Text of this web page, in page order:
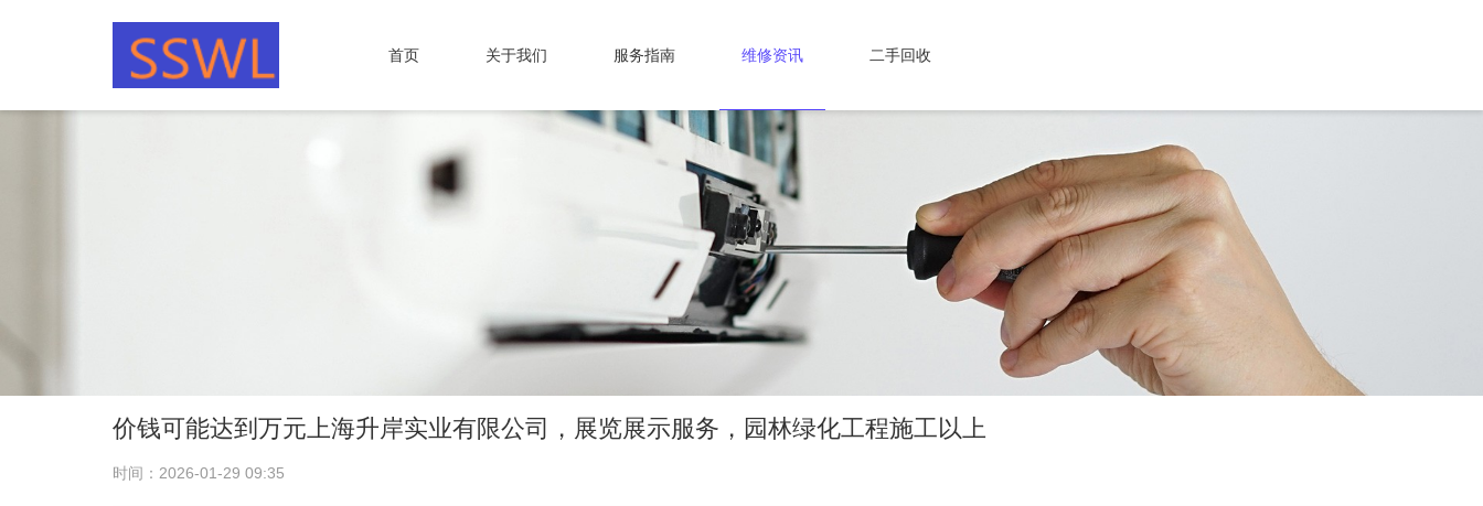
首页 关于我们 服务指南 维修资讯 二手回收
价钱可能达到万元上海升岸实业有限公司，展览展示服务，园林绿化工程施工以上
时间：2026-01-29 09:35